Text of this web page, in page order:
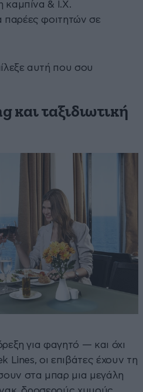
καμπίνα & Ι.Χ.
φοιτητών σε
αυτή που σου
και ταξιδιωτική
για φαγητό — και όχι
Lines, οι επιβάτες έχουν τη
στα μπαρ μια μεγάλη